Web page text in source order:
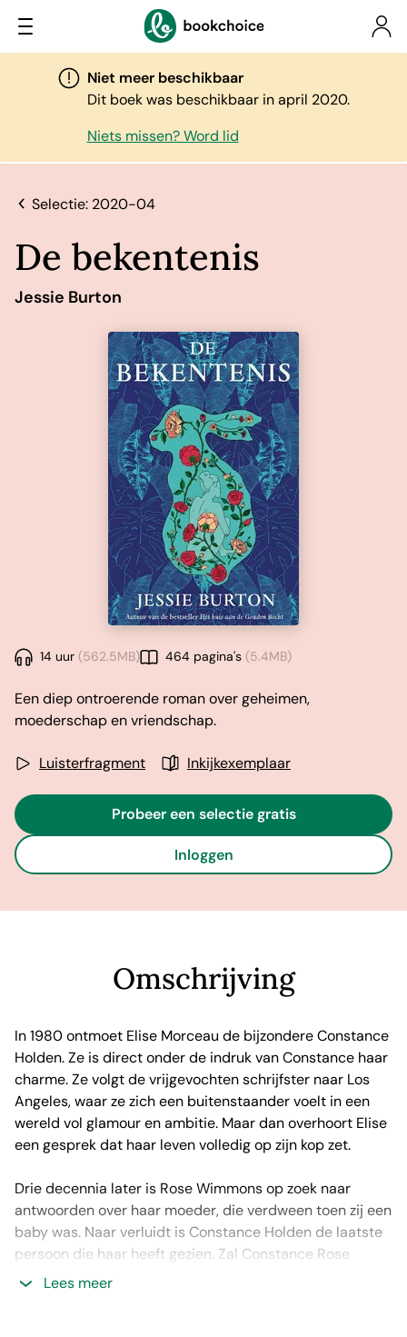
Niet meer beschikbaar
Dit boek was beschikbaar in april 2020.
Niets missen? Word lid
Selectie: 2020-04
De bekentenis
Jessie Burton
14 uur (562.5MB) 464 pagina's (5.4MB)
Een diep ontroerende roman over geheimen,
moederschap en vriendschap.
Luisterfragment Inkijkexemplaar
Probeer een selectie gratis
Inloggen
Omschrijving
In 1980 ontmoet Elise Morceau de bijzondere Constance
Holden. Ze is direct onder de indruk van Constance haar
charme. Ze volgt de vrijgevochten schrijfster naar Los
Angeles, waar ze zich een buitenstaander voelt in een
wereld vol glamour en ambitie. Maar dan overhoort Elise
een gesprek dat haar leven volledig op zijn kop zet.
Drie decennia later is Rose Wimmons op zoek naar
antwoorden over haar moeder, die verdween toen zij een
baby was. Naar verluidt is Constance Holden de laatste
persoon die haar heeft gezien. Zal Constance Rose
kunnen geven wat zij zoekt?
Lees meer